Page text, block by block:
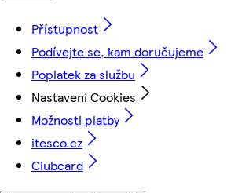
Přístupnost
Podívejte se, kam doručujeme
Poplatek za službu
Nastavení Cookies
Možnosti platby
itesco.cz
Clubcard